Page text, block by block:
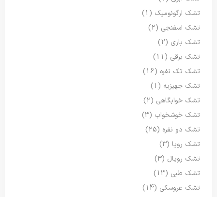
تشک ارگونومیک (1)
تشک اسفنجی (2)
تشک بازی (2)
تشک برقی (11)
تشک تک نفره (16)
تشک جهیزیه (1)
تشک خوابگاهی (2)
تشک خوشخواب (3)
تشک دو نفره (25)
تشک رویا (3)
تشک رویال (3)
تشک طبی (13)
تشک عروسکی (14)